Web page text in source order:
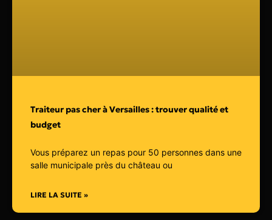
Traiteur pas cher à Versailles : trouver qualité et
budget
Vous préparez un repas pour 50 personnes dans une
salle municipale près du château ou
LIRE LA SUITE »